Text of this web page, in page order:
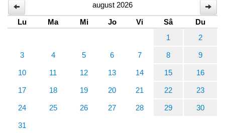
august 2026
Lu
Ma Mi Jo Vi Sâ
Du
1
2
3 4 5 6 7 8 9
10 11 12 13 14 15 16
17 18 19 20 21 22 23
24 25 26 27 28 29 30
31